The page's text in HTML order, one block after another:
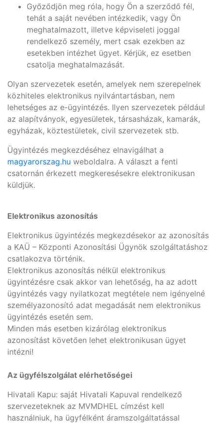
Győződjön meg róla, hogy Ön a szerződő fél,
tehát a saját nevében intézkedik, vagy Ön
meghatalmazott, illetve képviseleti joggal
rendelkező személy, mert csak ezekben az
esetekben intézhet ügyet. Kérjük, ez esetben
csatolja meghatalmazását.
Olyan szervezetek esetén, amelyek nem szerepelnek
közhiteles elektronikus nyilvántartásban, nem
lehetséges az e-ügyintézés. Ilyen szervezetek például
az alapítványok, egyesületek, társasházak, kamarák,
egyházak, köztestületek, civil szervezetek stb.
Ügyintézés megkezdéséhez elnavigálhat a
magyarorszag.hu weboldalra. A választ a fenti
csatornán érkezett megkeresésekre elektronikusan
küldjük.
Elektronikus azonosítás
Elektronikus ügyintézés megkezdésekor az azonosítás
a KAÜ – Központi Azonosítási Ügynök szolgáltatáshoz
csatlakozva történik.
Elektronikus azonosítás nélkül elektronikus
ügyintézésre csak akkor van lehetőség, ha az adott
ügyintézés vagy nyilatkozat megtétele nem igényelné
személyazonosító adat megadását nem elektronikus
ügyintézés esetén sem.
Minden más esetben kizárólag elektronikus
azonosítást követően lehet elektronikusan ügyet
intézni!
Az ügyfélszolgálat elérhetőségei
Hivatali Kapu: saját Hivatali Kapuval rendelkező
szervezeteknek az MVMDHEL címzést kell
használniuk, ha ügyfélként áramszolgáltatással